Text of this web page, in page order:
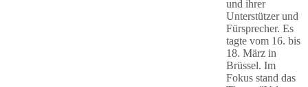
und ihrer
Unterstützer und
Fürsprecher. Es
tagte vom 16. bis
18. März in
Brüssel. Im
Fokus stand das